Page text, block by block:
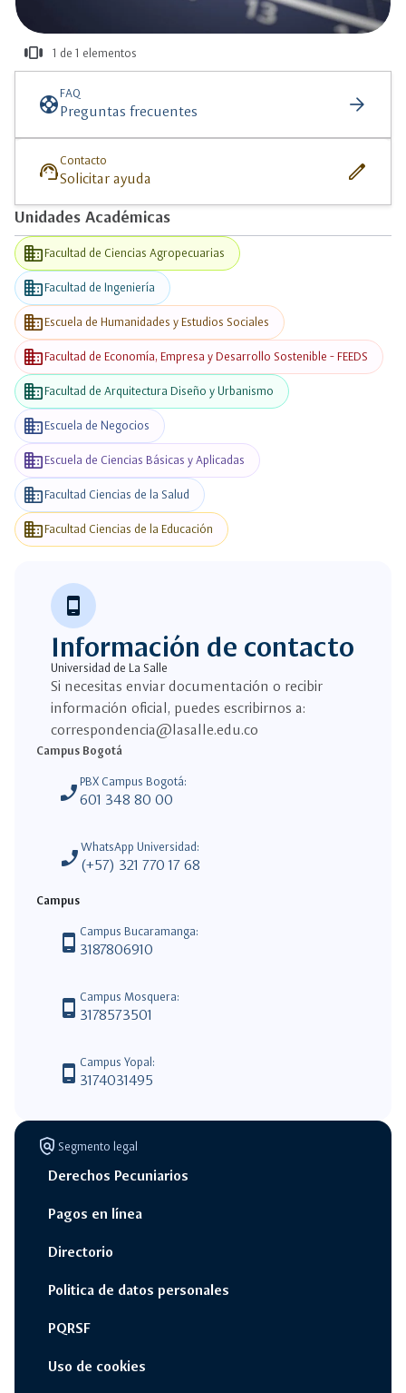
view_carousel
más
información
1 de 1 elementos
supportFAQ
Preguntas frecuentes arrow_forward
support_agent Contacto
Solicitar ayuda edit
Unidades Académicas
businessFacultad de Ciencias Agropecuarias
businessFacultad de Ingeniería
businessEscuela de Humanidades y Estudios Sociales
businessFacultad de Economía, Empresa y Desarrollo Sostenible - FEEDS
businessFacultad de Arquitectura Diseño y Urbanismo
businessEscuela de Negocios
businessEscuela de Ciencias Básicas y Aplicadas
businessFacultad Ciencias de la Salud
businessFacultad Ciencias de la Educación
phone_android
Información de contacto
Universidad de La Salle
Si necesitas enviar documentación o recibir
información oficial, puedes escribirnos a:
correspondencia@lasalle.edu.co
Campus Bogotá
phone_enabled PBX Campus Bogotá:
601 348 80 00
phone_enabled WhatsApp Universidad:
(+57) 321 770 17 68
Campus
phone_android Campus Bucaramanga:
3187806910
phone_android Campus Mosquera:
3178573501
phone_android Campus Yopal:
3174031495
policy Segmento legal
Derechos Pecuniarios
Pagos en línea
Directorio
Politica de datos personales
PQRSF
Uso de cookies